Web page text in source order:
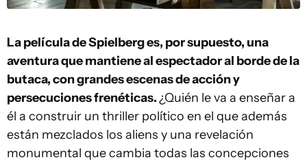
La película de Spielberg es, por supuesto, una
aventura que mantiene al espectador al borde de la
butaca, con grandes escenas de acción y
persecuciones frenéticas.¿Quién le va a enseñar a
él a construir un thriller político en el que además
están mezclados los aliens y una revelación
monumental que cambia todas las concepciones